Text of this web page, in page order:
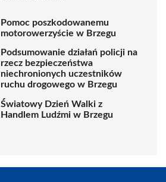
Pomoc poszkodowanemu
motorowerzyście w Brzegu
Podsumowanie działań policji na
rzecz bezpieczeństwa
niechronionych uczestników
ruchu drogowego w Brzegu
Światowy Dzień Walki z
Handlem Ludźmi w Brzegu